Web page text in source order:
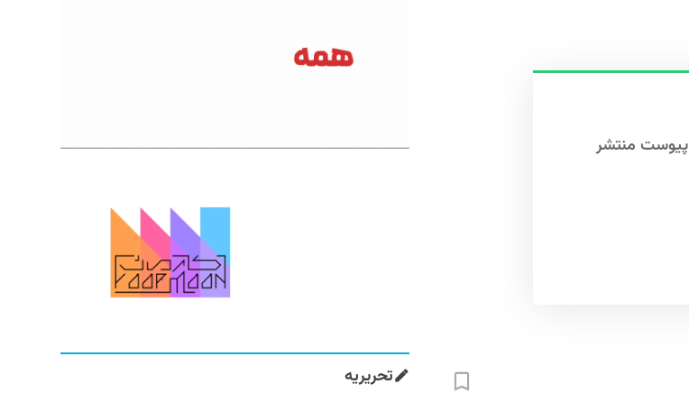
این مطلب در شماره ۱۲۲ پیوست منتشر
تحریریه